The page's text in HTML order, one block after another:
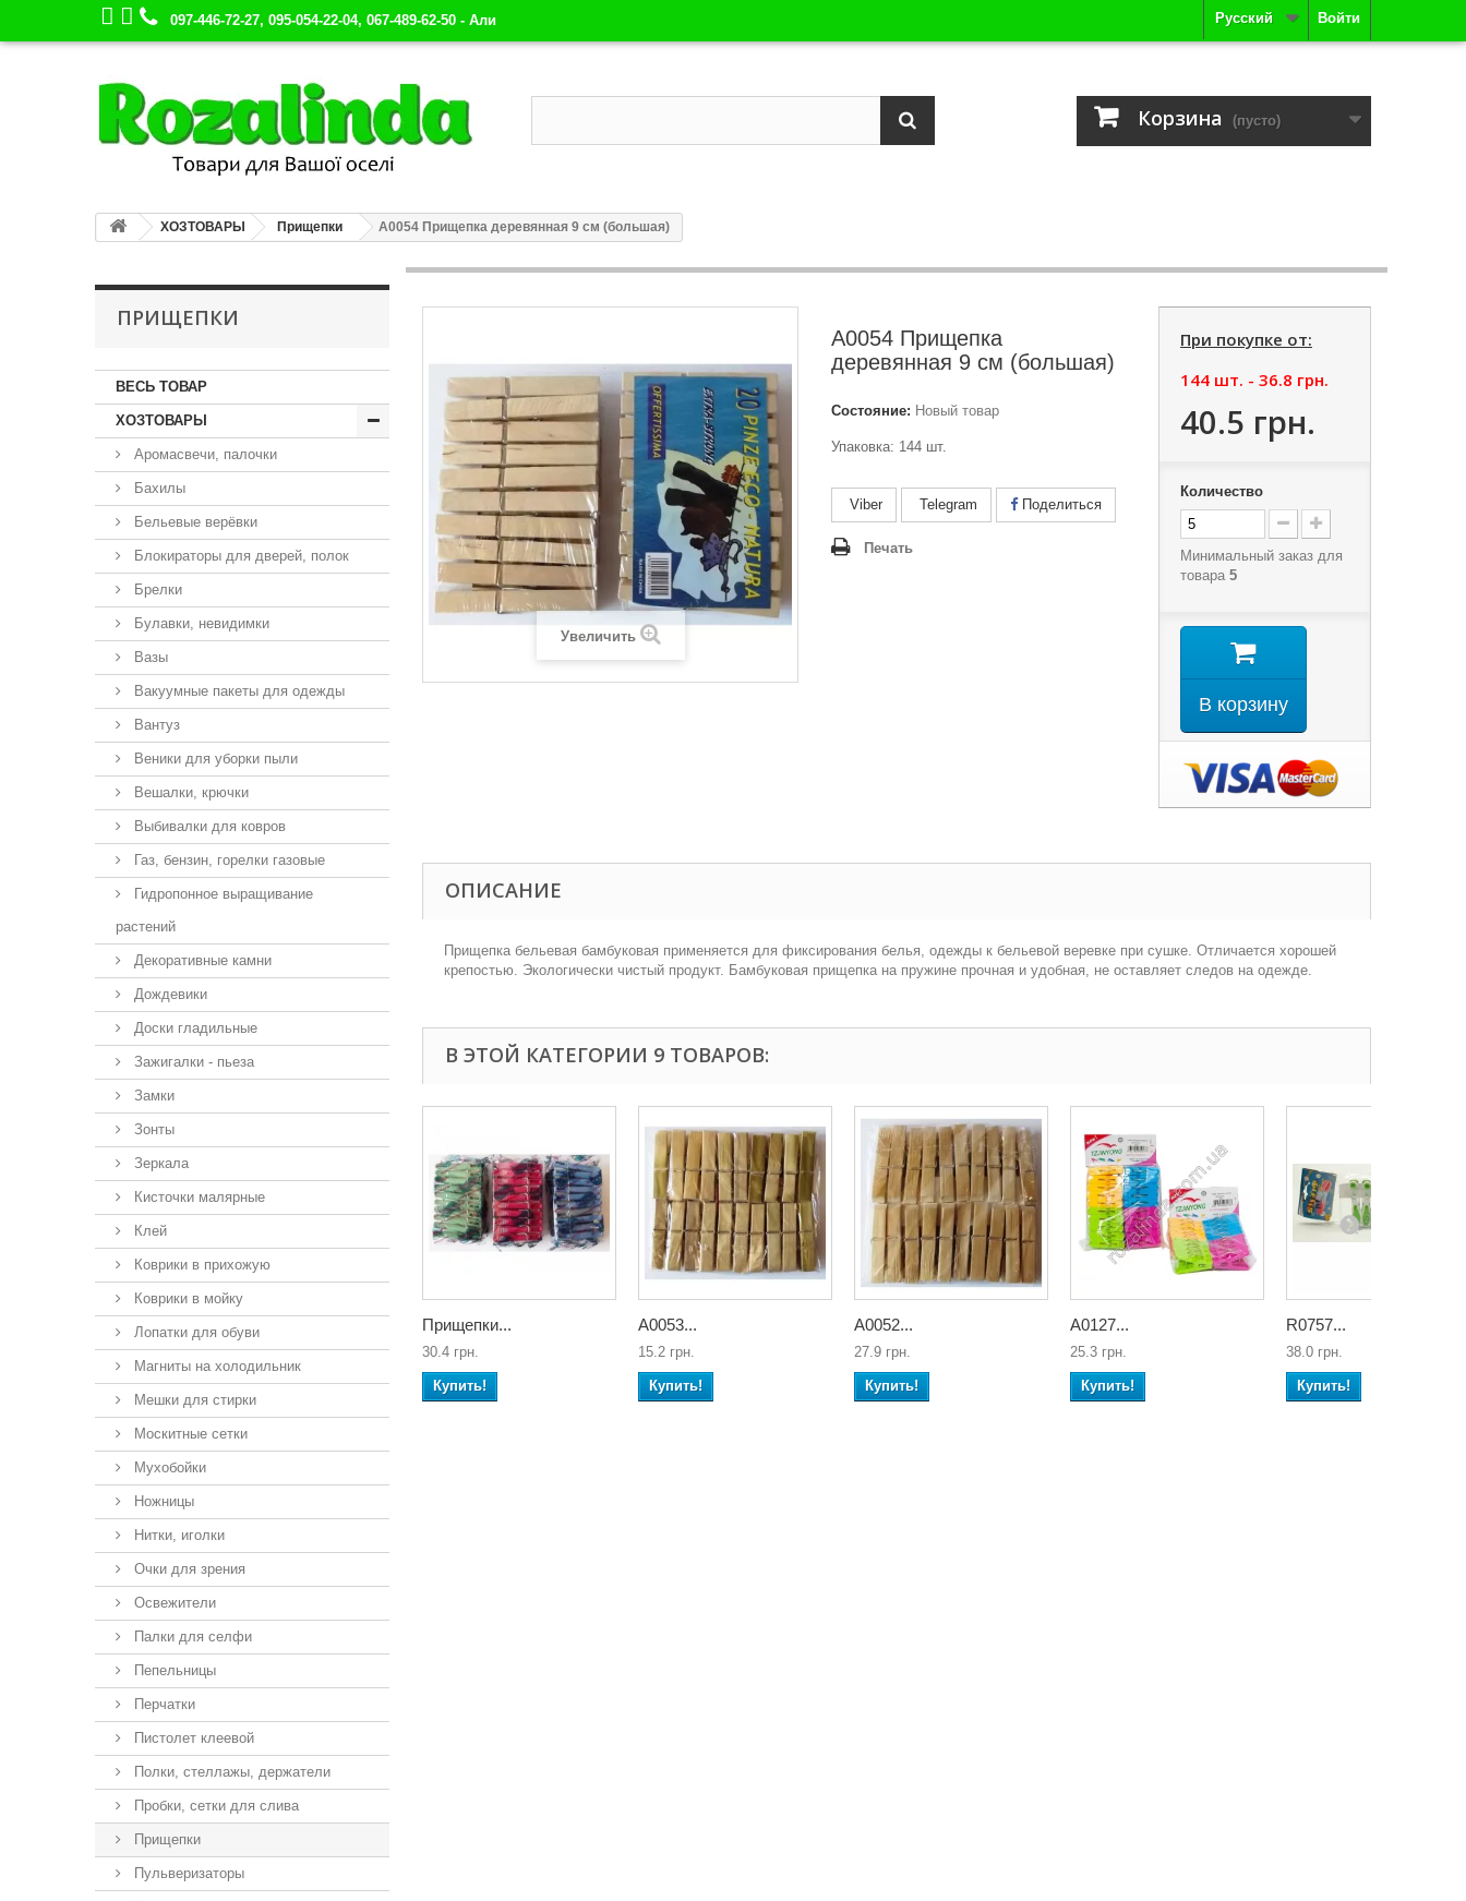
Войти
Русский
097-446-72-27, 095-054-22-04, 067-489-62-50 - Али
Корзина (пусто)
ХОЗТОВАРЫ Прищепки А0054 Прищепка деревянная 9 см (большая)
ПРИЩЕПКИ
ВЕСЬ ТОВАР
ХОЗТОВАРЫ
Аромасвечи, палочки
Бахилы
Бельевые верёвки
Блокираторы для дверей, полок
Брелки
Булавки, невидимки
Вазы
Вакуумные пакеты для одежды
Вантуз
Веники для уборки пыли
Вешалки, крючки
Выбивалки для ковров
Газ, бензин, горелки газовые
Гидропонное выращивание
растений
Декоративные камни
Дождевики
Доски гладильные
Зажигалки - пьеза
Замки
Зонты
Зеркала
Кисточки малярные
Клей
Коврики в прихожую
Коврики в мойку
Лопатки для обуви
Магниты на холодильник
Мешки для стирки
Москитные сетки
Мухобойки
Ножницы
Нитки, иголки
Очки для зрения
Освежители
Палки для селфи
Пепельницы
Перчатки
Пистолет клеевой
Полки, стеллажы, держатели
Пробки, сетки для слива
Прищепки
Пульверизаторы
Увеличить
А0054 Прищепка
деревянная 9 см (большая)
Состояние: Новый товар
Упаковка: 144 шт.
Viber Telegram Поделиться
Печать
При покупке от:
144 шт. - 36.8 грн.
40.5 грн.
Количество
Минимальный заказ для
товара 5
В корзину
ОПИСАНИЕ
Прищепка бельевая бамбуковая применяется для фиксирования белья, одежды к бельевой веревке при сушке. Отличается хорошей
крепостью. Экологически чистый продукт. Бамбуковая прищепка на пружине прочная и удобная, не оставляет следов на одежде.
В ЭТОЙ КАТЕГОРИИ 9 ТОВАРОВ:
Прищепки...
30.4 грн.
Купить!
А0053...
15.2 грн.
Купить!
А0052...
27.9 грн.
Купить!
А0127...
25.3 грн.
Купить!
R0757...
38.0 грн.
Купить!